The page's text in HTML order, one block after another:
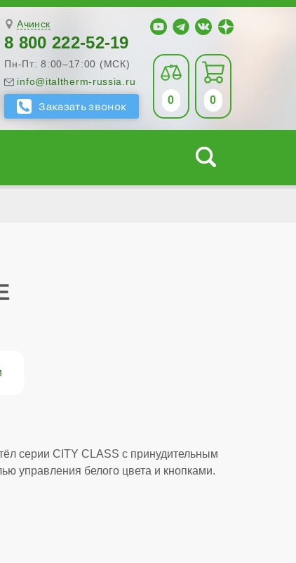
Ачинск
8 800 222-52-19
Пн-Пт: 8:00–17:00 (МСК)
info@italtherm-russia.ru
0 0
серии CITY CLASS с принудительным
управления белого цвета и кнопками.